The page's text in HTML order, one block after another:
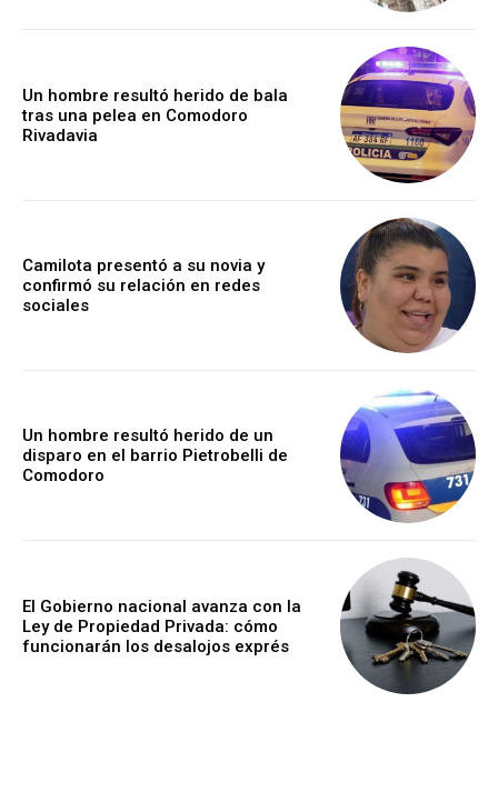
Un hombre resultó herido de bala
tras una pelea en Comodoro
Rivadavia
Camilota presentó a su novia y
confirmó su relación en redes
sociales
Un hombre resultó herido de un
disparo en el barrio Pietrobelli de
Comodoro
El Gobierno nacional avanza con la
Ley de Propiedad Privada: cómo
funcionarán los desalojos exprés